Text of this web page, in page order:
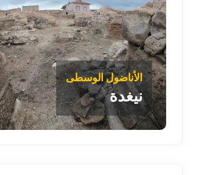
الأناضول الوسطى
نيغدة